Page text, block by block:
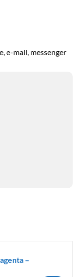
e-mail, messenger
–